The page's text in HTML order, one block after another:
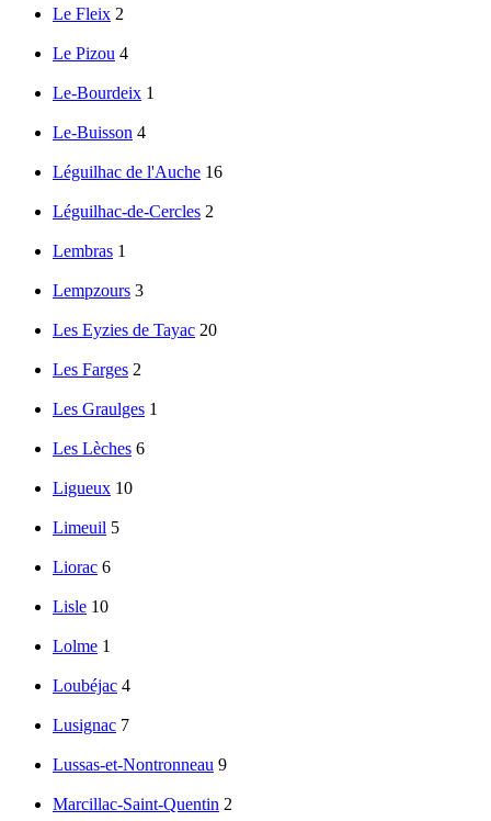
Le Fleix 2
Le Pizou 4
Le-Bourdeix 1
Le-Buisson 4
Léguilhac de l'Auche 16
Léguilhac-de-Cercles 2
Lembras 1
Lempzours 3
Les Eyzies de Tayac 20
Les Farges 2
Les Graulges 1
Les Lèches 6
Ligueux 10
Limeuil 5
Liorac 6
Lisle 10
Lolme 1
Loubéjac 4
Lusignac 7
Lussas-et-Nontronneau 9
Marcillac-Saint-Quentin 2